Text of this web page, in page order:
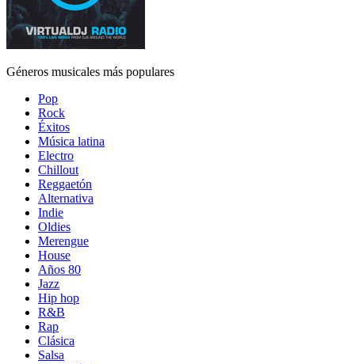
Géneros musicales más populares
Pop
Rock
Éxitos
Música latina
Electro
Chillout
Reggaetón
Alternativa
Indie
Oldies
Merengue
House
Años 80
Jazz
Hip hop
R&B
Rap
Clásica
Salsa